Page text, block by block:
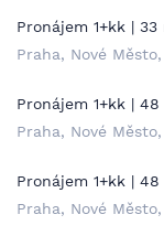
Pronájem 1+kk | 33
Praha, Nové
Pronájem 1+kk | 48
Praha, Nové
Pronájem 1+kk | 48
Praha, Nové